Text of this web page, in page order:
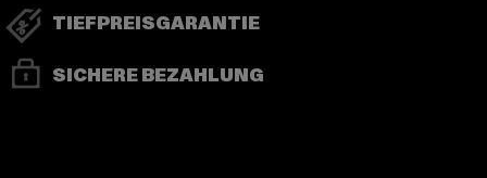
TIEFPREISGARANTIE
SICHERE BEZAHLUNG